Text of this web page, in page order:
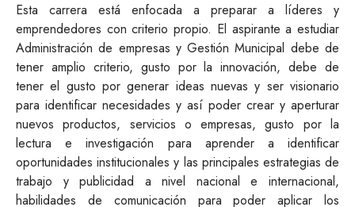
Esta carrera está enfocada a preparar a líderes y
emprendedores con criterio propio. El aspirante a estudiar
Administración de empresas y Gestión Municipal debe de
tener amplio criterio, gusto por la innovación, debe de
tener el gusto por generar ideas nuevas y ser visionario
para identificar necesidades y así poder crear y aperturar
nuevos productos, servicios o empresas, gusto por la
lectura e investigación para aprender a identificar
oportunidades institucionales y las principales estrategias de
trabajo y publicidad a nivel nacional e internacional,
habilidades de comunicación para poder aplicar los